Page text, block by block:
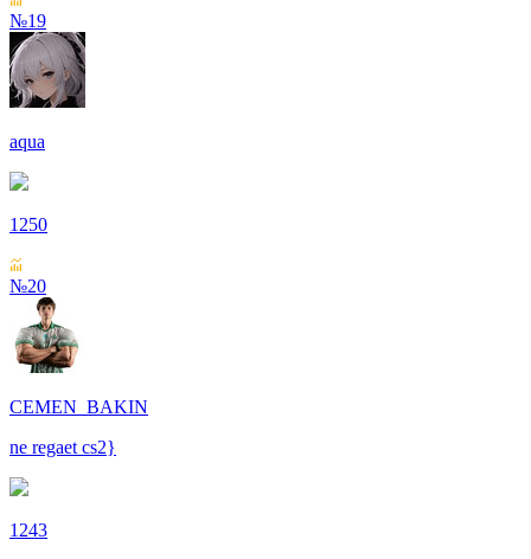
№19
aqua
1250
№20
CEMEN_BAKIN
ne regaet cs2}
1243